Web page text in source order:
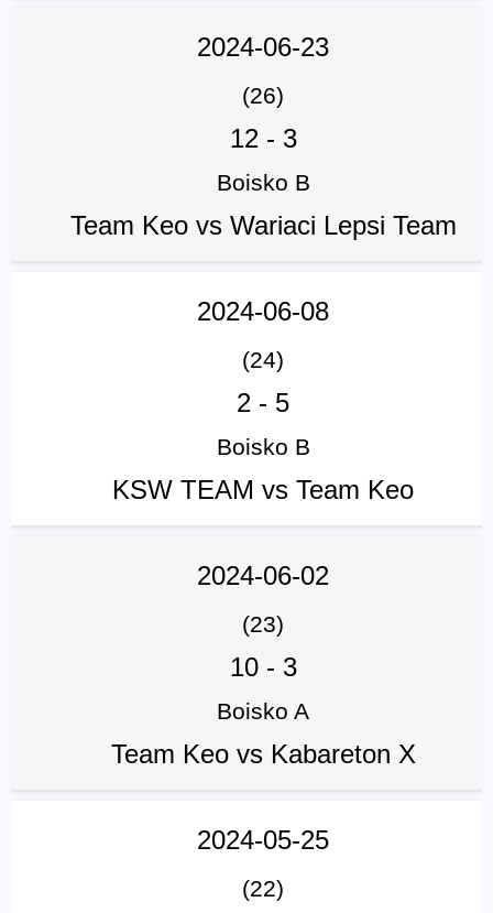
2024-06-23
(26)
12- 3
Boisko B
Team Keo vs Wariaci Lepsi Team
2024-06-08
(24)
2 - 5
Boisko B
KSW TEAM vs Team Keo
2024-06-02
(23)
10- 3
Boisko A
Team Keo vs Kabareton X
2024-05-25
(22)